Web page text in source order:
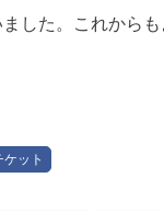
した。これから
ケット